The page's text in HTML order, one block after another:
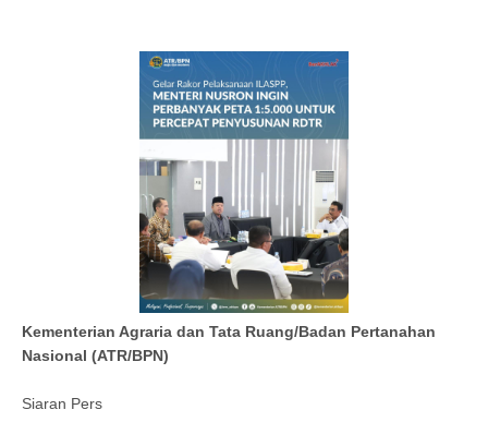
Kementerian Agraria dan Tata Ruang/Badan Pertanahan
Nasional (ATR/BPN)
Siaran Pers